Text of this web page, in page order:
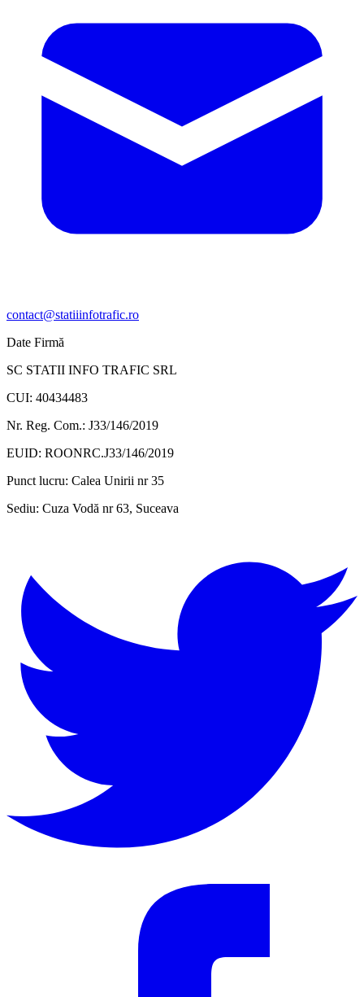
contact@statiiinfotrafic.ro
Date Firmă
SC STATII INFO TRAFIC SRL
CUI: 40434483
Nr. Reg. Com.: J33/146/2019
EUID: ROONRC.J33/146/2019
Punct lucru: Calea Unirii nr 35
Sediu: Cuza Vodă nr 63, Suceava